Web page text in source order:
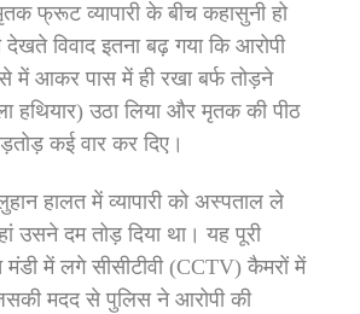
फ्रूट व्यापारी के बीच कहासुनी हो
विवाद इतना बढ़ गया कि आरोपी
में आकर पास में ही रखा बर्फ तोड़ने
हथियार) उठा लिया और मृतक की पीठ
कई वार कर दिए।
हालत में व्यापारी को अस्पताल ले
उसने दम तोड़ दिया था। यह पूरी
मंडी में लगे सीसीटीवी (CCTV) कैमरों में
मदद से पुलिस ने आरोपी की